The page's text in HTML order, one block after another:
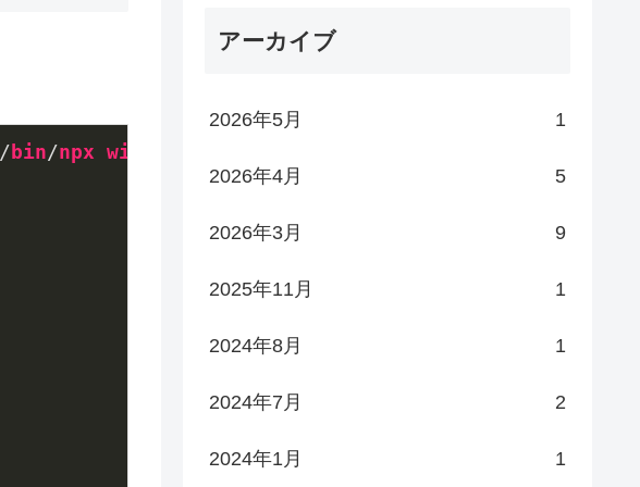
/ bin/npx with
アーカイブ
2026年5月 1
2026年4月 5
2026年3月 9
2025年11月 1
2024年8月 1
2024年7月 2
2024年1月 1